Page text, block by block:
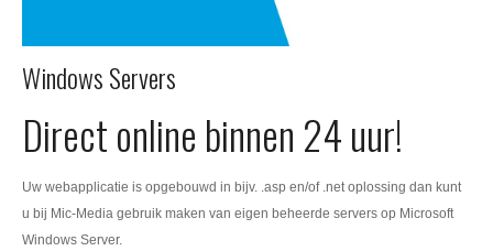
Windows Servers
Direct online binnen 24 uur!
Uw webapplicatie is opgebouwd in bijv. .asp en/of .net oplossing dan kunt
u bij Mic-Media gebruik maken van eigen beheerde servers op Microsoft
Windows Server.